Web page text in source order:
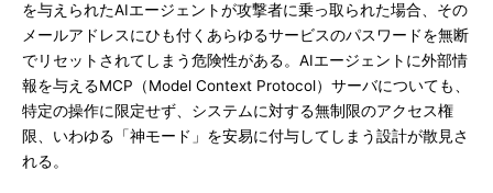
を与えられたAIエージェントが攻撃者に乗っ取られた場合、その
メールアドレスにひも付くあらゆるサービスのパスワードを無断
でリセットされてしまう危険性がある。AIエージェントに外部情
報を与えるMCP（Model Context Protocol）サーバについても、
特定の操作に限定せず、システムに対する無制限のアクセス権
限、いわゆる「神モード」を安易に付与してしまう設計が散見さ
れる。